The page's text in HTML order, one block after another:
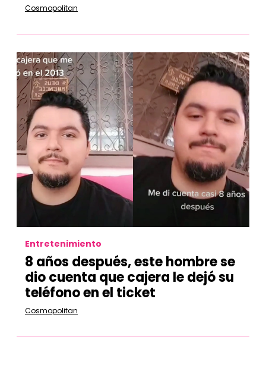
Cosmopolitan
Entretenimiento
8 años después, este hombre se
dio cuenta que cajera le dejó su
teléfono en el ticket
Cosmopolitan